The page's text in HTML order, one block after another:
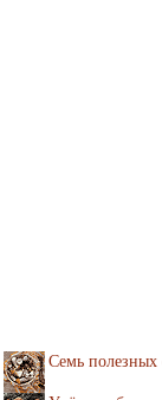
Семь полезных